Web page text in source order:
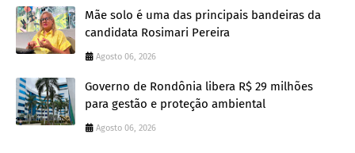
Mãe solo é uma das principais bandeiras da
candidata Rosimari Pereira
Agosto 06, 2026
Governo de Rondônia libera R$ 29 milhões
para gestão e proteção ambiental
Agosto 06, 2026